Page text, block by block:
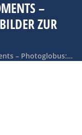
–
ZUR
– Photoglobus:…